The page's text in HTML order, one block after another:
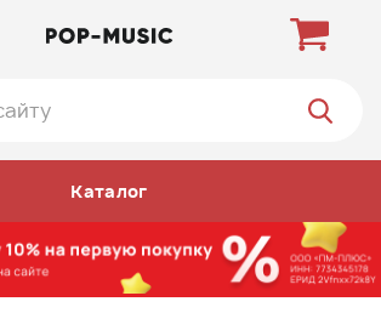
Каталог